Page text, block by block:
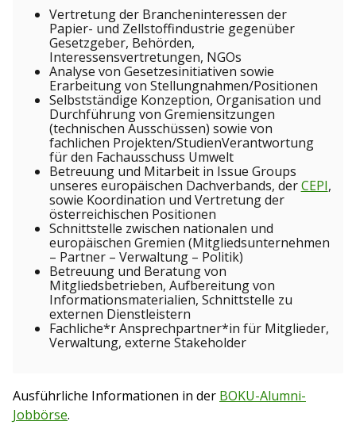
Vertretung der Brancheninteressen der
Papier- und Zellstoffindustrie gegenüber
Gesetzgeber, Behörden,
Interessensvertretungen, NGOs
Analyse von Gesetzesinitiativen sowie
Erarbeitung von Stellungnahmen/Positionen
Selbstständige Konzeption, Organisation und
Durchführung von Gremiensitzungen
(technischen Ausschüssen) sowie von
fachlichen Projekten/StudienVerantwortung
für den Fachausschuss Umwelt
Betreuung und Mitarbeit in Issue Groups
unseres europäischen Dachverbands, derCEPI,
sowie Koordination und Vertretung der
österreichischen Positionen
Schnittstelle zwischen nationalen und
europäischen Gremien (Mitgliedsunternehmen
– Partner – Verwaltung – Politik)
Betreuung und Beratung von
Mitgliedsbetrieben, Aufbereitung von
Informationsmaterialien, Schnittstelle zu
externen Dienstleistern
Fachliche*r Ansprechpartner*in für Mitglieder,
Verwaltung, externe Stakeholder
Ausführliche Informationen in der BOKU-Alumni-
Jobbörse.